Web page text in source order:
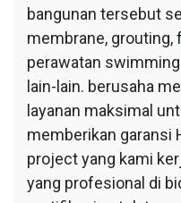
bangunan tersebut
membrane, grouting,
perawatan
lain-lain. berusaha
layanan maksimal
memberikan garansi
project yang kami
yang profesional di